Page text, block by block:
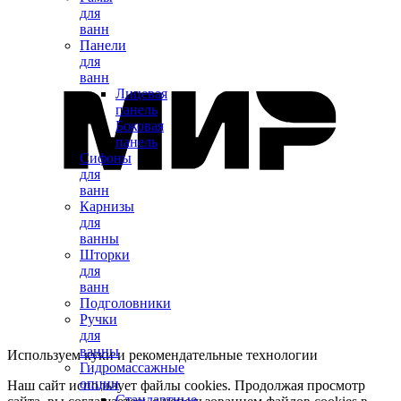
для
ванн
Панели
для
ванн
Лицевая
панель
Боковая
панель
Сифоны
для
ванн
Карнизы
для
ванны
Шторки
для
ванн
Подголовники
Ручки
для
ванны
Гидромассажные
опции
Используем куки и рекомендательные технологии
Наш сайт использует файлы cookies. Продолжая просмотр